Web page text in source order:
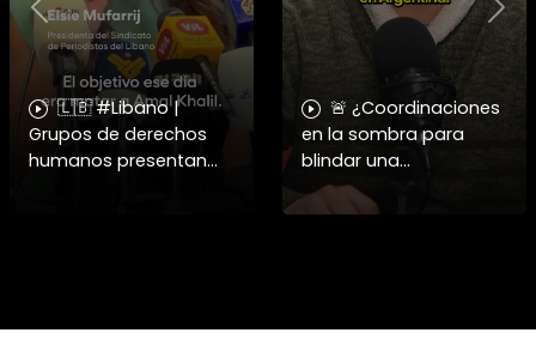
🇱🇧 #Libano |
Grupos de derechos
humanos presentan
🚨 ¿Coordinaciones
en la sombra para
blindar una
candidatura
presidencial? Nuevos
Previous